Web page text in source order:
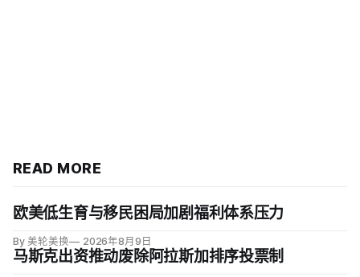
READ MORE
欧美低生育与移民困局加剧福利体系压力
By 美轮美换 2026年8月9日
马斯克出资推动废除阿拉斯加排序投票制